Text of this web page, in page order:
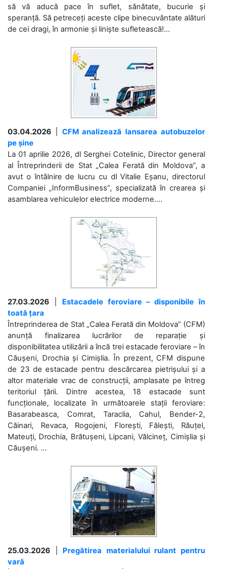
să vă aducă pace în suflet, sănătate, bucurie și
speranță. Să petreceți aceste clipe binecuvântate alături
de cei dragi, în armonie și liniște sufletească!...
03.04.2026
CFM analizează lansarea autobuzelor
pe șine
La 01 aprilie 2026, dl Serghei Cotelinic, Director general
al Întreprinderii de Stat „Calea Ferată din Moldova”, a
avut o întâlnire de lucru cu dl Vitalie Eșanu, directorul
Companiei „InformBusiness”, specializată în crearea și
asamblarea vehiculelor electrice moderne....
27.03.2026
Estacadele feroviare – disponibile în
toată țara
Întreprinderea de Stat „Calea Ferată din Moldova” (CFM)
anunță finalizarea lucrărilor de reparație și
disponibilitatea utilizării a încă trei estacade feroviare – în
Căușeni, Drochia și Cimișlia. În prezent, CFM dispune
de 23 de estacade pentru descărcarea pietrișului și a
altor materiale vrac de construcții, amplasate pe întreg
teritoriul țării. Dintre acestea, 18 estacade sunt
funcționale, localizate în următoarele stații feroviare:
Basarabeasca, Comrat, Taraclia, Cahul, Bender-2,
Căinari, Revaca, Rogojeni, Florești, Fălești, Răuțel,
Mateuți, Drochia, Brătușeni, Lipcani, Vălcineț, Cimișlia și
Căușeni. ...
25.03.2026
Pregătirea materialului rulant pentru
vară